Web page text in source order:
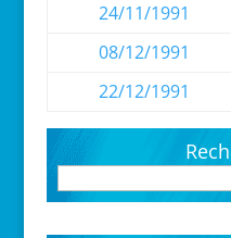
24/11/1991
08/12/1991
22/12/1991